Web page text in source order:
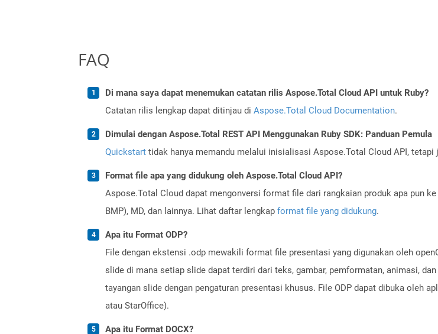
FAQ
Di mana saya dapat menemukan catatan rilis Aspose.Total Cloud API untuk Ruby?
Catatan rilis lengkap dapat ditinjau di Aspose.Total Cloud Documentation.
Dimulai dengan Aspose.Total REST API Menggunakan Ruby SDK: Panduan Pemula
Quickstart tidak hanya memandu melalui inisialisasi Aspose.Total Cloud API,
Format file apa yang didukung oleh Aspose.Total Cloud API?
Aspose.Total Cloud dapat mengonversi format file dari rangkaian produk apa pun ke
BMP), MD, dan lainnya. Lihat daftar lengkap format file yang didukung.
Apa itu Format ODP?
File dengan ekstensi .odp mewakili format file presentasi yang digunakan oleh
slide di mana setiap slide dapat terdiri dari teks, gambar, pemformatan, animasi,
tayangan slide dengan pengaturan presentasi khusus. File ODP dapat dibuka oleh
atau StarOffice).
Apa itu Format DOCX?